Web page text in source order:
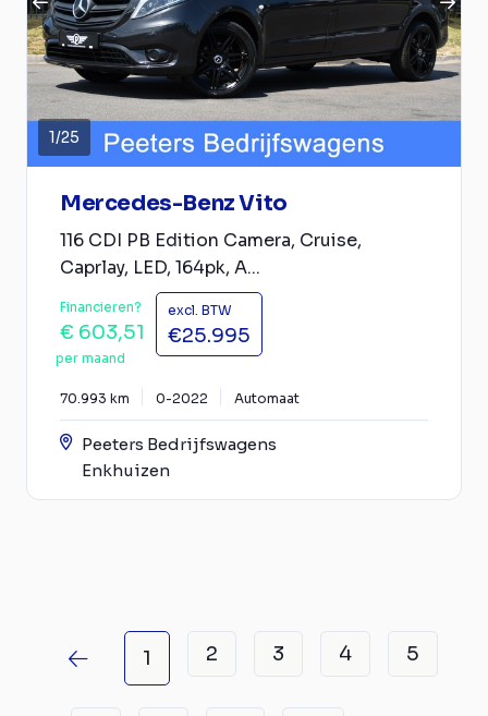
1/25
Mercedes-Benz Vito
116 CDI PB Edition Camera, Cruise,
Caprlay, LED, 164pk, A...
Financieren?
€ 603,51
per maand
excl. BTW
€25.995
70.993 km 0-2022 Automaat
Peeters Bedrijfswagens
Enkhuizen
1 2 3 4 5